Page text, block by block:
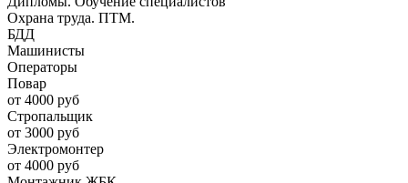
Охрана труда. ПТМ.
БДД
Машинисты
Операторы
Повар
от 4000 руб
Стропальщик
от 3000 руб
Электромонтер
от 4000 руб